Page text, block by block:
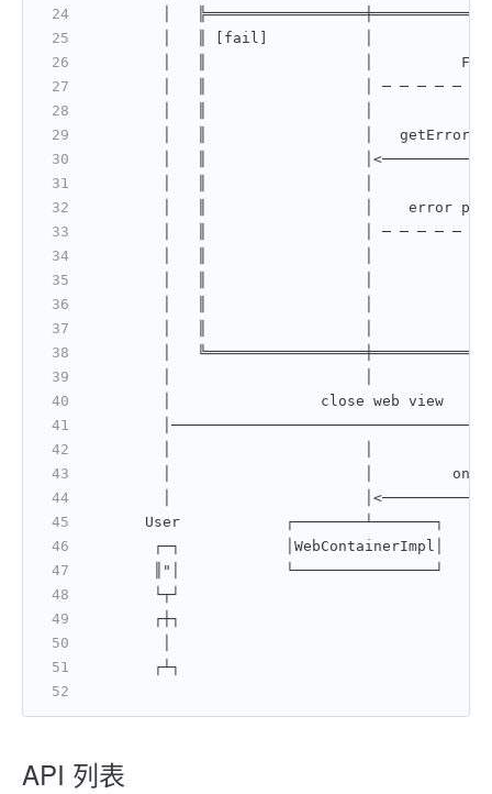
│
│   ║ [fail]           │
│   ║                  │
│   ║                  │ ─ ─ ─ ─ ─ ─
│   ║                  │
│   ║
│   ║                  │    error
│   ║                  │ ─ ─ ─ ─ ─ ─
│
│
│
│
User
┌─┐
║"│
API 列表